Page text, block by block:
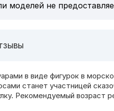
не
в виде фигурок в
станет участницей
Рекомендуемый возраст